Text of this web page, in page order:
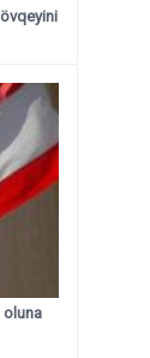
oluna